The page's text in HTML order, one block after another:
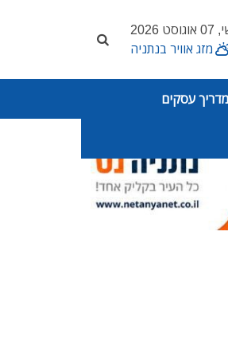
מזג אוויר בנתניה
מדריך עסקים